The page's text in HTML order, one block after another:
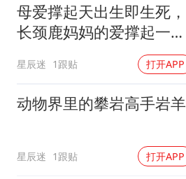
母爱撑起天出生即生死，
长颈鹿妈妈的爱撑起一片
星辰迷 1跟贴 打开APP
动物界里的攀岩高手岩羊
星辰迷 1跟贴 打开APP